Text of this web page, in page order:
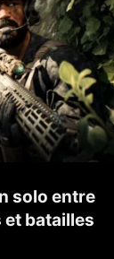
solo entre
et batailles